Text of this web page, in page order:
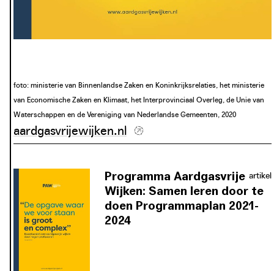
foto: ministerie van Binnenlandse Zaken en Koninkrijksrelaties, het ministerie
van Economische Zaken en Klimaat, het Interprovinciaal Overleg, de Unie van
Waterschappen en de Vereniging van Nederlandse Gemeenten, 2020
aardgasvrijewijken.nl
artikel
Programma Aardgasvrije
Wijken: Samen leren door te
doen Programmaplan 2021-
2024